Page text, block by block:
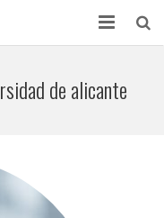
de alicante